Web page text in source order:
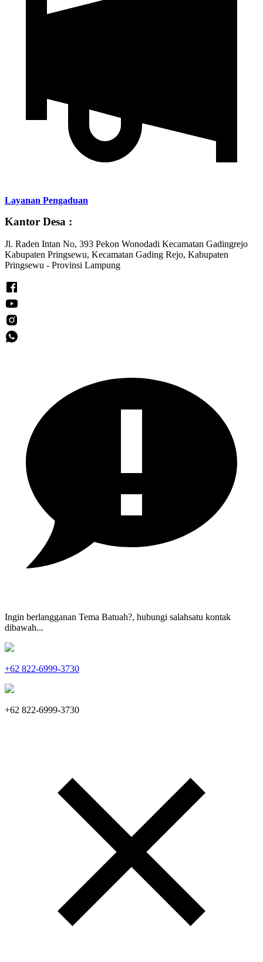
Layanan Pengaduan
Kantor Desa :
Jl. Raden Intan No, 393 Pekon Wonodadi Kecamatan Gadingrejo
Kabupaten Pringsewu, Kecamatan Gading Rejo, Kabupaten
Pringsewu - Provinsi Lampung
Ingin berlangganan Tema Batuah?, hubungi salahsatu kontak
dibawah...
+62 822-6999-3730
+62 822-6999-3730